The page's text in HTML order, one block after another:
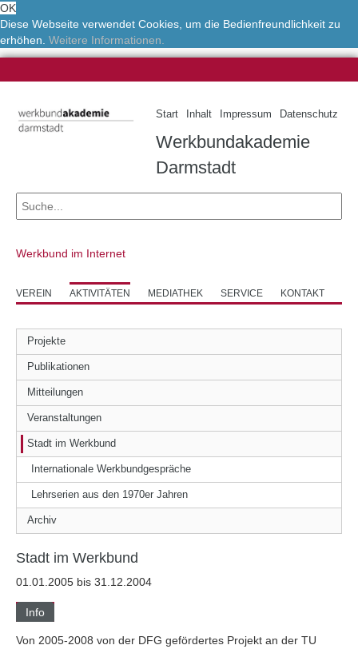
OK
Diese Webseite verwendet Cookies, um die Bedienfreundlichkeit zu
erhöhen. Weitere Informationen.
Start Inhalt Impressum Datenschutz
Werkbundakademie
Darmstadt
Werkbund im Internet
VEREIN AKTIVITÄTEN MEDIATHEK SERVICE KONTAKT
Projekte
Publikationen
Mitteilungen
Veranstaltungen
Stadt im Werkbund
Internationale Werkbundgespräche
Lehrserien aus den 1970er Jahren
Archiv
Stadt im Werkbund
01.01.2005 bis 31.12.2004
Info
Von 2005-2008 von der DFG gefördertes Projekt an der TU